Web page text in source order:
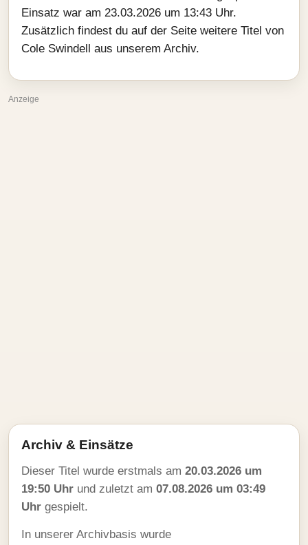
Einsatz war am 23.03.2026 um 13:43 Uhr.
Zusätzlich findest du auf der Seite weitere Titel von
Cole Swindell aus unserem Archiv.
Anzeige
Archiv & Einsätze
Dieser Titel wurde erstmals am 20.03.2026 um
19:50 Uhr und zuletzt am 07.08.2026 um 03:49
Uhr gespielt.
In unserer Archivbasis wurde